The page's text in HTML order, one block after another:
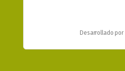
Desarrollado por